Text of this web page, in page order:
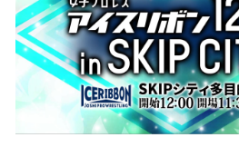
AEW: Samoa Joe faz tease
SCSA867-Aug 07 2026
WWE: Possível adversário de